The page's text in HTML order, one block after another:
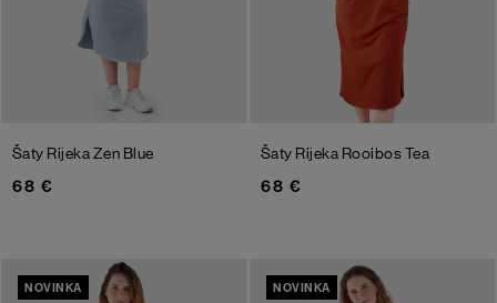
Šaty RijekaZen Blue
68 €
Šaty Rijeka Rooibos Tea
68 €
NOVINKA NOVINKA